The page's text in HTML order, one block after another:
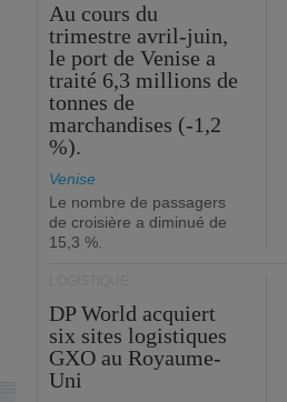
Au cours du
trimestre avril-juin,
le port de Venise a
traité 6,3 millions de
tonnes de
marchandises (-1,2
%).
Venise
Le nombre de passagers
de croisière a diminué de
15,3 %.
DP World acquiert
six sites logistiques
GXO au Royaume-
Uni